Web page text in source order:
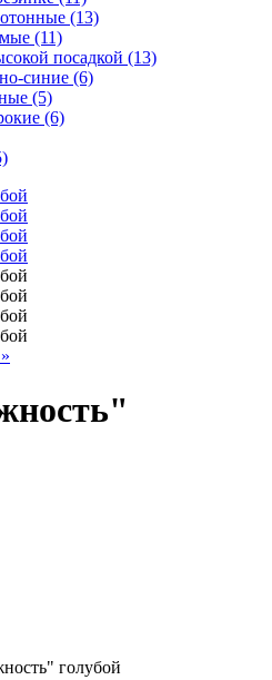
(13)
(11)
посадкой (13)
синие (6)
(5)
(6)
голубой